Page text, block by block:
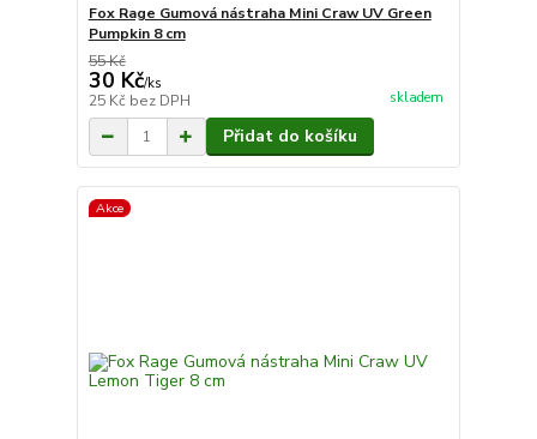
Fox Rage Gumová nástraha Mini Craw UV Green
Pumpkin 8 cm
55 Kč
30 Kč/ks
25 Kč bez DPH skladem
Přidat do košíku
Akce